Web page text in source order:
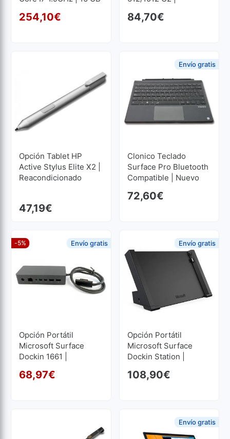
1920x1080
El precio original era:
254,10€
El precio actual es:
84,70€
Opción Tablet HP
Active Stylus Elite X2 |
Reacondicionado
47,19€
Clonico Teclado
Surface Pro Bluetooth
Compatible | Nuevo
72,60€
Envío gratis
Opción Portátil
Microsoft Surface
Dockin 1661 |
El precio original era:
68,97€
El precio actual es:
-5% Envío gratis
Opción Portátil
Microsoft Surface
Dockin Station |
108,90€
Envío gratis
Envío gratis